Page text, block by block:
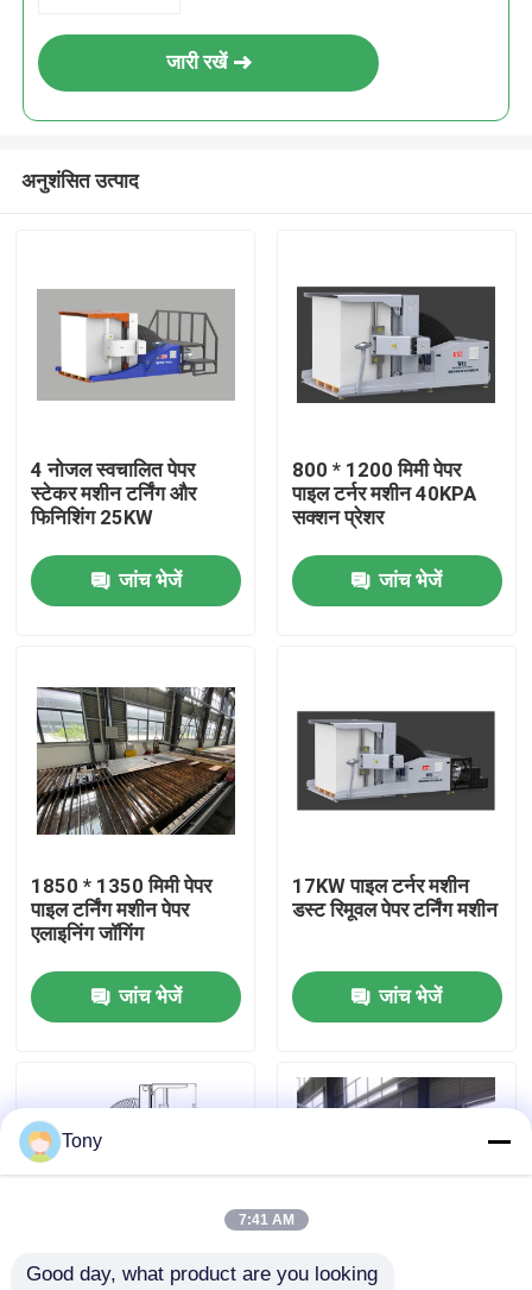
घर
हमारे बारे में
कारखाने का दौरा
गुणवत्ता नियंत्रण
हमसे संपर्क करें
मामले
बांसुरी लैमिनेटर मशीन
जारी रखें
अनुशंसित उत्पाद
4 नोजल स्वचालित पेपर
स्टेकर मशीन टर्निंग और
फिनिशिंग 25KW
जांच भेजें
800 * 1200 मिमी पेपर
पाइल टर्नर मशीन 40KPA
सक्शन प्रेशर
जांच भेजें
1850 * 1350 मिमी पेपर
पाइल टर्निंग मशीन पेपर
एलाइनिंग जॉगिंग
जांच भेजें
17KW पाइल टर्नर मशीन
डस्ट रिमूवल पेपर टर्निंग मशीन
जांच भेजें
Tony
7:41 AM
Good day, what product are you looking